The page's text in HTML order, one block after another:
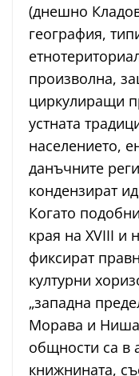
(днешно
география,
произволна,
циркулиращи
устната
населението,
данъчните
кондензират
Когато
края на XVIII и
фиксират
културни
„западна
Морава и
общности са в
книжнината,